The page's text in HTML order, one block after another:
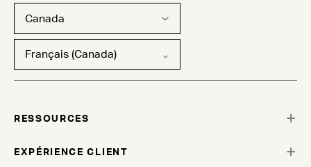
Canada
Français (Canada)
RESSOURCES
EXPÉRIENCE CLIENT